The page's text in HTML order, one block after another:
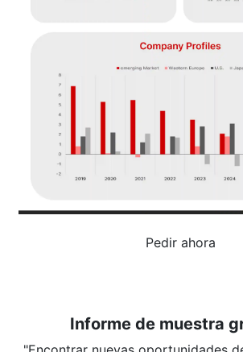
Pedir ahora
Informe de muestra